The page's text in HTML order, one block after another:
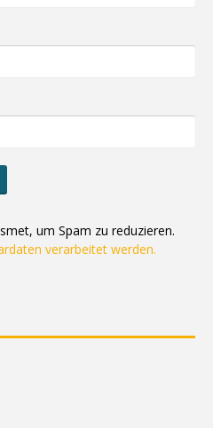
um Spam zu reduzieren.
verarbeitet werden.